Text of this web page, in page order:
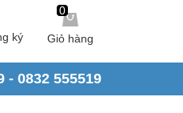
0
Giỏ hàng
ký
- 0832 555519